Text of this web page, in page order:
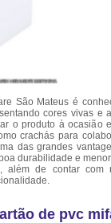
São Mateus é
cores vivas e
o produto à ocasião
crachás para
das grandes
durabilidade e
além de contar com
de pvc